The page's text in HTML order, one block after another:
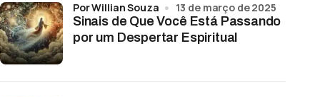
Sinais de Que Você Está Passando
por um Despertar Espiritual
por Willian Souza 13 de março de 2025